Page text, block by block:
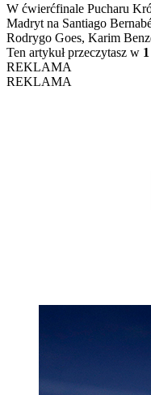
W ćwierćfinale Pucharu
Madryt na Santiago
Rodrygo Goes, Karim
Ten artykuł przeczytasz w
REKLAMA
REKLAMA